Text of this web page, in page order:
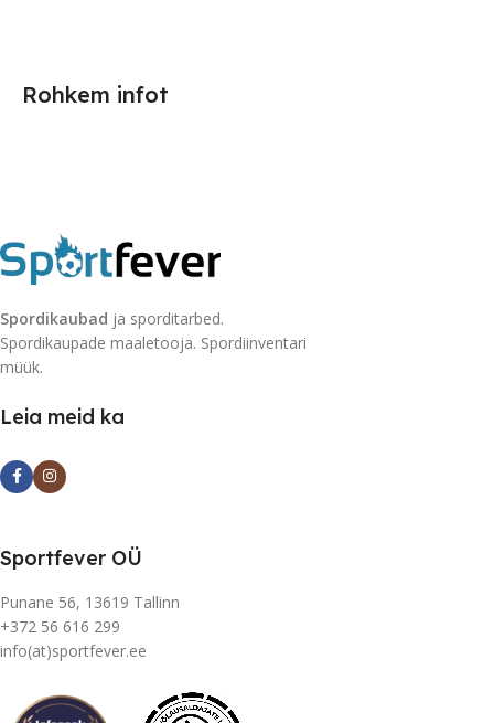
Rohkem infot
Spordikaubad ja sporditarbed.
Spordikaupade maaletooja. Spordiinventari
müük.
Leia meid ka
Sportfever OÜ
Punane 56, 13619 Tallinn
+372 56 616 299
info(at)sportfever.ee